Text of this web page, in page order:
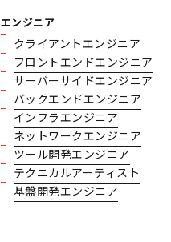
エンジニア
クライアントエンジニア
フロントエンドエンジニア
サーバーサイドエンジニア
バックエンドエンジニア
インフラエンジニア
ネットワークエンジニア
ツール開発エンジニア
テクニカルアーティスト
基盤開発エンジニア